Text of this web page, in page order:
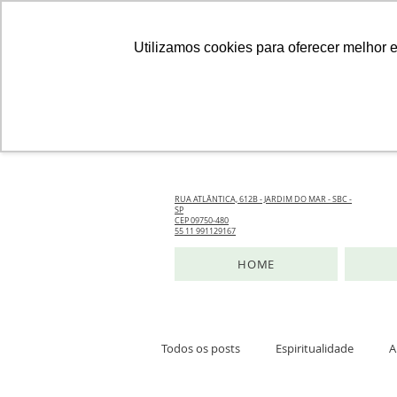
Utilizamos cookies para oferecer melhor
RUA ATLÂNTICA, 612B - JARDIM DO MAR - SBC -
SP
CEP 09750-480
55 11 991129167
HOME
Todos os posts Espiritualidade